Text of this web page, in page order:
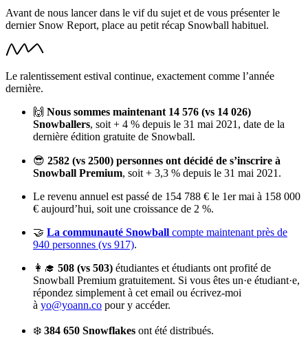
Avant de nous lancer dans le vif du sujet et de vous présenter le
dernier Snow Report, place au petit récap Snowball habituel.
Le ralentissement estival continue, exactement comme l’année
dernière.
🙌 Nous sommes maintenant 14 576 (vs 14 026)
Snowballers, soit + 4 % depuis le 31 mai 2021, date de la
dernière édition gratuite de Snowball.
😎 2582 (vs 2500) personnes ont décidé de s’inscrire à
Snowball Premium, soit + 3,3 % depuis le 31 mai 2021.
Le revenu annuel est passé de 154 788 € le 1er mai à 158 000
€ aujourd’hui, soit une croissance de 2 %.
🤝 La communauté Snowball compte maintenant près de
940 personnes (vs 917).
👩‍🎓 508 (vs 503) étudiantes et étudiants ont profité de
Snowball Premium gratuitement. Si vous êtes un·e étudiant·e,
répondez simplement à cet email ou écrivez-moi
à yo@yoann.co pour y accéder.
❄️ 384 650 Snowflakes ont été distribués.